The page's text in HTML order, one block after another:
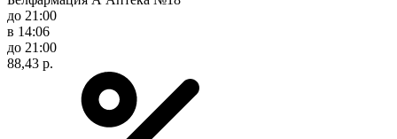
до 21:00
в 14:06
до 21:00
88,43 р.